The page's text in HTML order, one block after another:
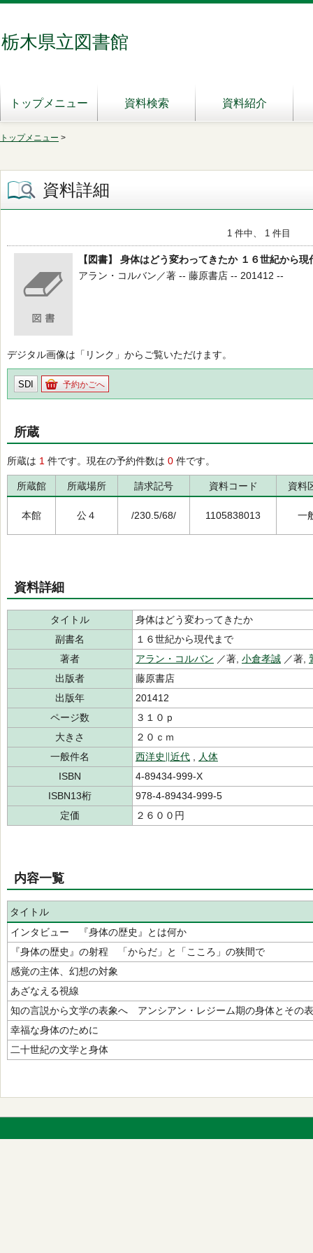
栃木県立図書館
トップメニュー 資料検索 資料紹介
トップメニュー >
資料詳細
1 件中、 1 件目
【図書】 身体はどう変わってきたか １６世紀から現
アラン・コルバン／著 -- 藤原書店 -- 201412 --
デジタル画像は「リンク」からご覧いただけます。
SDI 予約かごへ
所蔵
所蔵は 1 件です。現在の予約件数は 0 件です。
所蔵館 所蔵場所 請求記号 資料コード 資料
本館 公４ /230.5/68/ 1105838013 一
資料詳細
タイトル
身体はどう変わってきたか
副書名
１６世紀から現代まで
著者
アラン・コルバン ／著, 小倉孝誠 ／著,
出版者
藤原書店
出版年
201412
ページ数
３１０ｐ
大きさ
２０ｃｍ
一般件名
西洋史∥近代
人体
ISBN
4-89434-999-X
ISBN13桁
978-4-89434-999-5
定価
２６００円
内容一覧
タイトル
インタビュー 『身体の歴史』とは何か
『身体の歴史』の射程 「からだ」と「こころ」の狭間で
感覚の主体、幻想の対象
あざなえる視線
知の言説から文学の表象へ アンシアン・レジーム期の身体とその
幸福な身体のために
二十世紀の文学と身体